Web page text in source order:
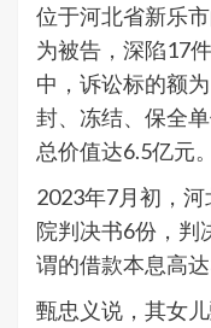
位于河北省新乐
为被告，深陷17
中，诉讼标的额
封、冻结、保全
总价值达6.5亿元。
2023年7月初，
院判决书6份，判
谓的借款本息高达
甄忠义说，其女